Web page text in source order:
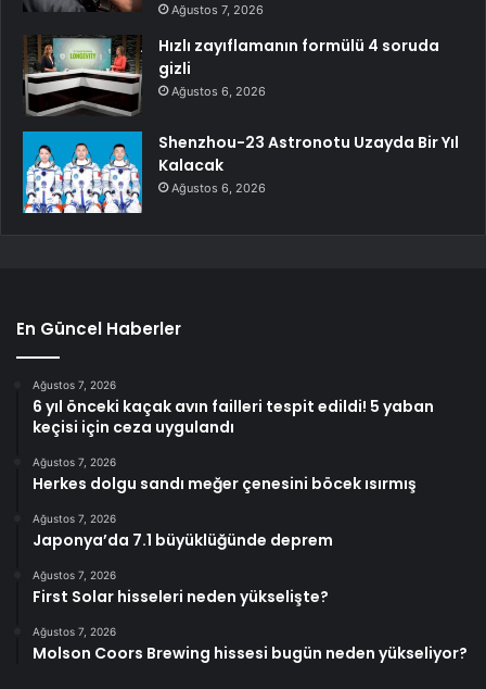
Ağustos 7, 2026
Hızlı zayıflamanın formülü 4 soruda
gizli
Ağustos 6, 2026
Shenzhou-23 Astronotu Uzayda Bir Yıl
Kalacak
Ağustos 6, 2026
En Güncel Haberler
Ağustos 7, 2026
6 yıl önceki kaçak avın failleri tespit edildi! 5 yaban
keçisi için ceza uygulandı
Ağustos 7, 2026
Herkes dolgu sandı meğer çenesini böcek ısırmış
Ağustos 7, 2026
Japonya’da 7.1 büyüklüğünde deprem
Ağustos 7, 2026
First Solar hisseleri neden yükselişte?
Ağustos 7, 2026
Molson Coors Brewing hissesi bugün neden yükseliyor?